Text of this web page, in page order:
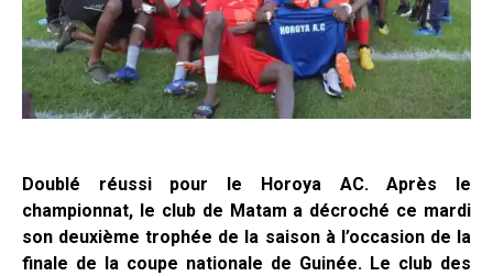
Doublé réussi pour le Horoya AC. Après le
championnat, le club de Matam a décroché ce mardi
son deuxième trophée de la saison à l’occasion de la
finale de la coupe nationale de Guinée. Le club des